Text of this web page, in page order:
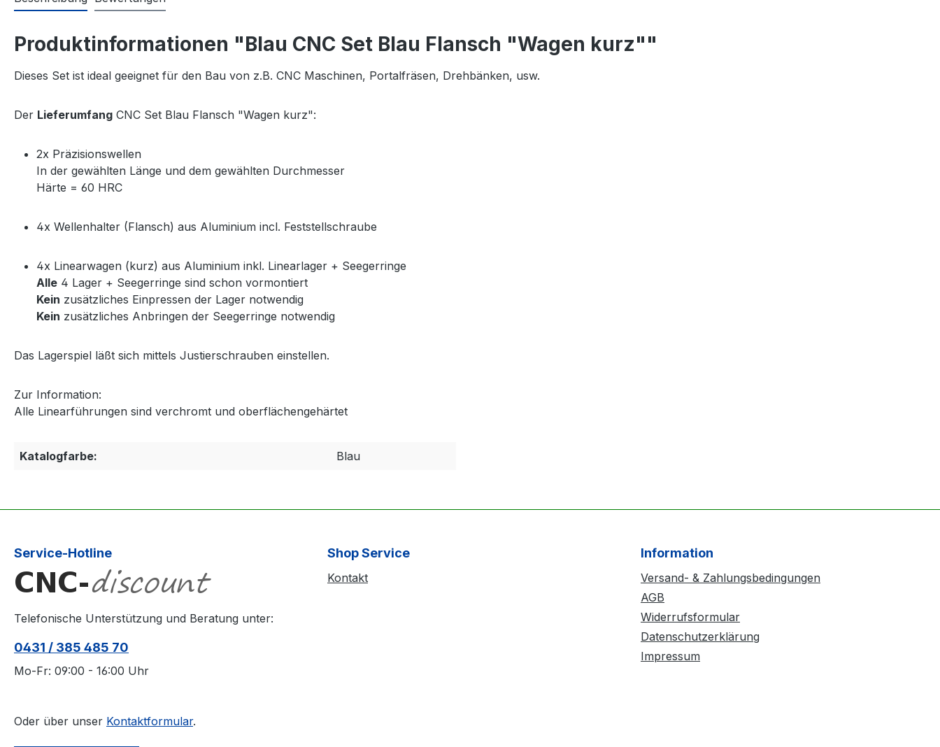
Produktinformationen "Blau CNC Set Blau Flansch "Wagen kurz""
Dieses Set ist ideal geeignet für den Bau von z.B. CNC Maschinen, Portalfräsen, Drehbänken, usw.
Der Lieferumfang CNC Set Blau Flansch "Wagen kurz":
2x Präzisionswellen
In der gewählten Länge und dem gewählten Durchmesser
Härte = 60 HRC
4x Wellenhalter (Flansch) aus Aluminium incl. Feststellschraube
4x Linearwagen (kurz) aus Aluminium inkl. Linearlager + Seegerringe
Alle 4 Lager + Seegerringe sind schon vormontiert
Kein zusätzliches Einpressen der Lager notwendig
Kein zusätzliches Anbringen der Seegerringe notwendig
Das Lagerspiel läßt sich mittels Justierschrauben einstellen.
Zur Information:
Alle Linearführungen sind verchromt und oberflächengehärtet
Katalogfarbe: Blau
Service-Hotline
Telefonische Unterstützung und Beratung unter:
0431 / 385 485 70
Mo-Fr: 09:00 - 16:00 Uhr
Oder über unser Kontaktformular.
Shop Service
Kontakt
Information
Versand- & Zahlungsbedingungen
AGB
Widerrufsformular
Datenschutzerklärung
Impressum